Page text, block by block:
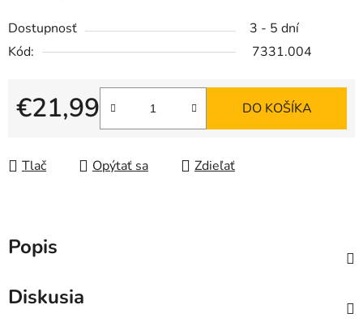
Dostupnosť
3 - 5 dní
Kód:
7331.004
€21,99
Jednotková cena:
DO KOŠÍKA
Tlač Opýtať sa Zdieľať
Popis
Diskusia